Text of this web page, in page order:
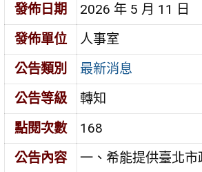
發佈日期
2026 年 5 月 11 日
發佈單位
人事室
公告類別
最新消息
公告等級
轉知
點閱次數
168
公告內容
一、希能提供臺北